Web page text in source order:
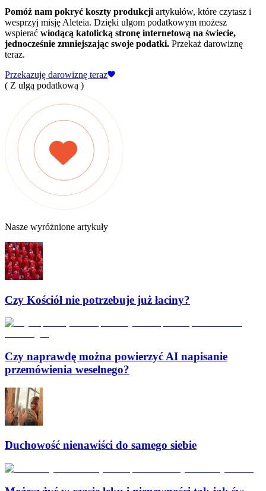
Pomóż nam pokryć koszty produkcji artykułów, które czytasz i
wesprzyj misję Aleteia. Dzięki ulgom podatkowym możesz
wspierać wiodącą katolicką stronę internetową na świecie,
jednocześnie zmniejszając swoje podatki. Przekaż darowiznę
teraz.
Przekazuję darowiznę teraz
( Z ulgą podatkową )
Nasze wyróżnione artykuły
Czy Kościół nie potrzebuje już łaciny?
Czy naprawdę można powierzyć AI napisanie
przemówienia weselnego?
Duchowość nienawiści do samego siebie